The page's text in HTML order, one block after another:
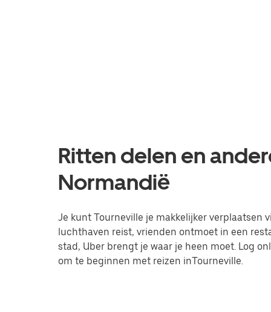
Ritten delen en
Normandië
Je kunt Tourneville je makkelijker verplaatsen
luchthaven reist, vrienden ontmoet in een
stad, Uber brengt je waar je heen moet. Log
om te beginnen met reizen inTourneville.